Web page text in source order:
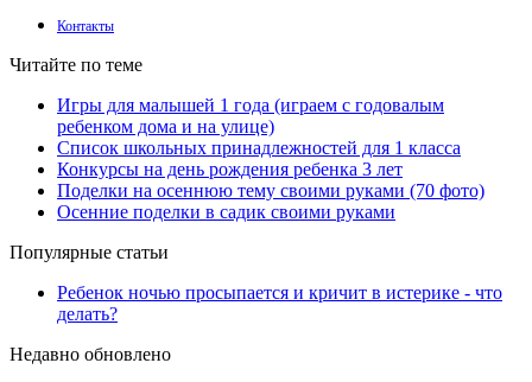
Контакты
Читайте по теме
Игры для малышей 1 года (играем с годовалым
ребенком дома и на улице)
Список школьных принадлежностей для 1 класса
Конкурсы на день рождения ребенка 3 лет
Поделки на осеннюю тему своими руками (70 фото)
Осенние поделки в садик своими руками
Популярные статьи
Ребенок ночью просыпается и кричит в истерике - что
делать?
Недавно обновлено